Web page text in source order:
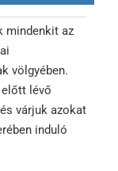
mindenkit az
völgyében.
lévő
várjuk azokat
induló